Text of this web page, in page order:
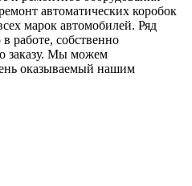
автоматических коробок
марок автомобилей. Ряд
работе, собственно
заказу. Мы можем
оказываемый нашим